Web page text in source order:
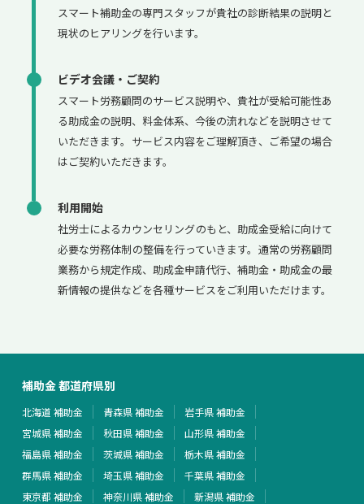
スマート補助金の専門スタッフが貴社の診断結果の説明と
現状のヒアリングを行います。
ビデオ会議・ご契約
スマート労務顧問のサービス説明や、貴社が受給可能性あ
る助成金の説明、料金体系、今後の流れなどを説明させて
いただきます。サービス内容をご理解頂き、ご希望の場合
はご契約いただきます。
利用開始
社労士によるカウンセリングのもと、助成金受給に向けて
必要な労務体制の整備を行っていきます。通常の労務顧問
業務から規定作成、助成金申請代行、補助金・助成金の最
新情報の提供などを各種サービスをご利用いただけます。
補助金 都道府県別
北海道 補助金 青森県 補助金
岩手県 補助金
宮城県 補助金
秋田県 補助金
山形県 補助金
福島県 補助金
茨城県 補助金
栃木県 補助金
群馬県 補助金
埼玉県 補助金
千葉県 補助金
東京都 補助金
神奈川県 補助金
新潟県 補助金